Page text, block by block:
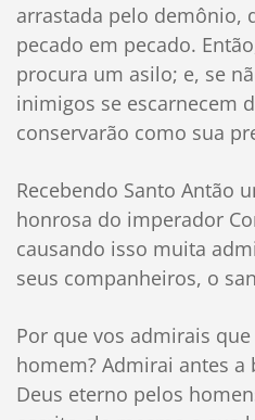
arrastada pelo demônio,
pecado em pecado.
procura um asilo; e, se
inimigos se escarnecem
conservarão como sua
Recebendo Santo Antão
honrosa do imperador
causando isso muita
seus companheiros, o
Por que vos admirais
homem? Admirai antes
Deus eterno pelos